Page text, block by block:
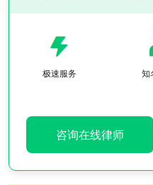
极速服务 知
咨询在线律师